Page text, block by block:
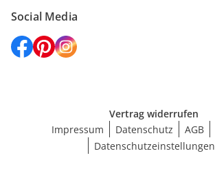
Social Media
Vertrag widerrufen
Impressum
Datenschutz AGB
Datenschutzeinstellungen